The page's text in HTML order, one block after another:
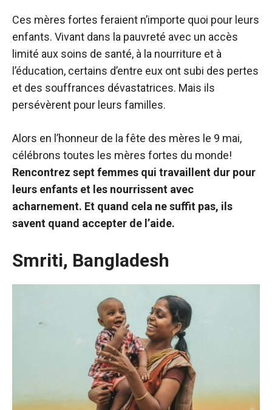
Ces mères fortes feraient n’importe quoi pour leurs
enfants. Vivant dans la pauvreté avec un accès
limité aux soins de santé, à la nourriture et à
l’éducation, certains d’entre eux ont subi des pertes
et des souffrances dévastatrices. Mais ils
persévèrent pour leurs familles.
Alors en l’honneur de la fête des mères le 9 mai,
célébrons toutes les mères fortes du monde!
Rencontrez sept femmes qui travaillent dur pour
leurs enfants et les nourrissent avec
acharnement. Et quand cela ne suffit pas, ils
savent quand accepter de l’aide.
Smriti, Bangladesh